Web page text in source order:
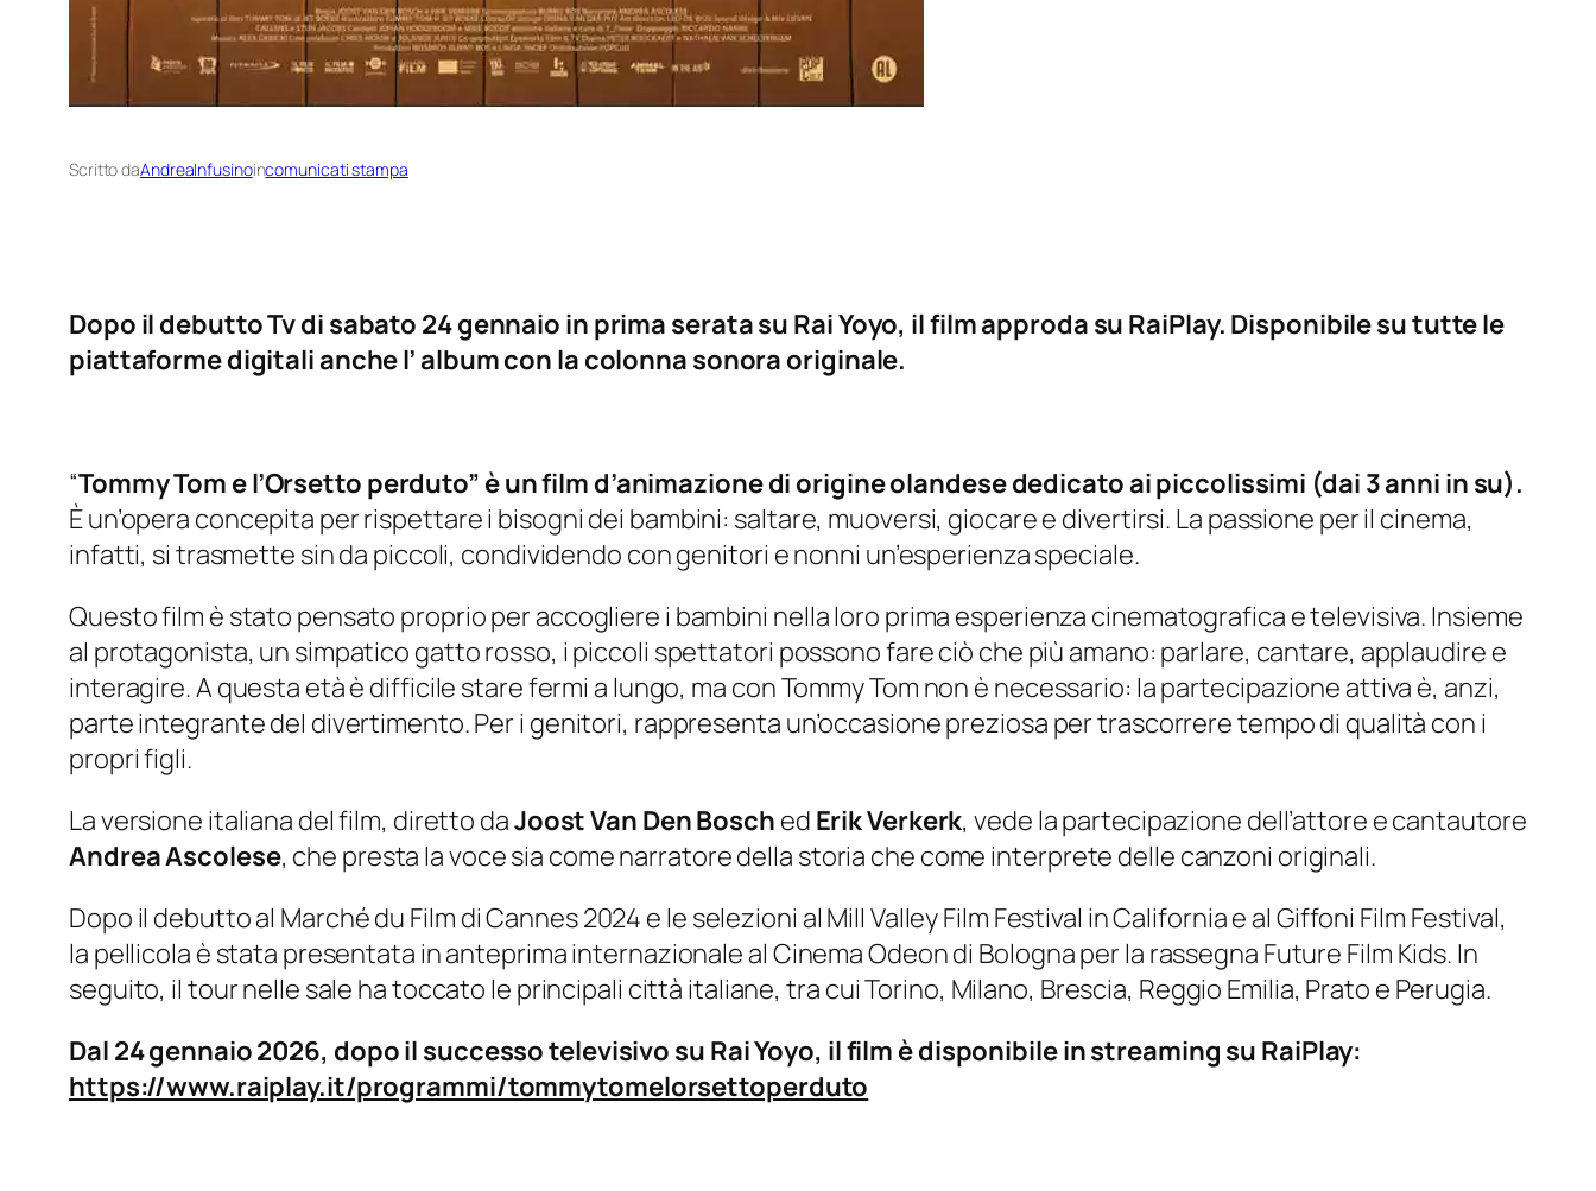
Scritto daAndreaInfusinoincomunicati stampa
Dopo il debutto Tv di sabato 24 gennaio in prima serata su Rai Yoyo, il film approda su RaiPlay. Disponibile su tutte le
piattaforme digitali anche l’ album con la colonna sonora originale.
“Tommy Tom e l’Orsetto perduto” è un film d’animazione di origine olandese dedicato ai piccolissimi (dai 3 anni in su).
È un’opera concepita per rispettare i bisogni dei bambini: saltare, muoversi, giocare e divertirsi. La passione per il cinema,
infatti, si trasmette sin da piccoli, condividendo con genitori e nonni un’esperienza speciale.
Questo film è stato pensato proprio per accogliere i bambini nella loro prima esperienza cinematografica e televisiva. Insieme
al protagonista, un simpatico gatto rosso, i piccoli spettatori possono fare ciò che più amano: parlare, cantare, applaudire e
interagire. A questa età è difficile stare fermi a lungo, ma con Tommy Tom non è necessario: la partecipazione attiva è, anzi,
parte integrante del divertimento. Per i genitori, rappresenta un’occasione preziosa per trascorrere tempo di qualità con i
propri figli.
La versione italiana del film, diretto daJoost Van Den Bosch ed Erik Verkerk, vede la partecipazione dell’attore e cantautore
Andrea Ascolese, che presta la voce sia come narratore della storia che come interprete delle canzoni originali.
Dopo il debutto al Marché du Film di Cannes 2024 e le selezioni al Mill Valley Film Festival in California e al Giffoni Film Festival,
la pellicola è stata presentata in anteprima internazionale al Cinema Odeon di Bologna per la rassegna Future Film Kids. In
seguito, il tour nelle sale ha toccato le principali città italiane, tra cui Torino, Milano, Brescia, Reggio Emilia, Prato e Perugia.
Dal 24 gennaio 2026, dopo il successo televisivo su Rai Yoyo, il film è disponibile in streaming su RaiPlay:
https://www.raiplay.it/programmi/tommytomelorsettoperduto